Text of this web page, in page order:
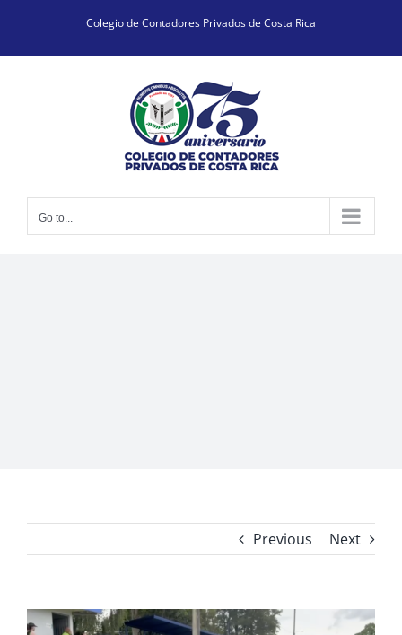
content
Colegio de Contadores Privados de Costa Rica
Go to...
Previous Next
View